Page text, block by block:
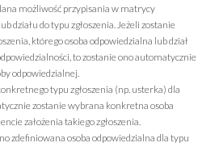
możliwość przypisania w matrycy
działu do typu zgłoszenia. Jeżeli zostanie
którego osoba odpowiedzialna lub dział
to zostanie ono automatycznie
odpowiedzialnej.
typu zgłoszenia (np. usterka) dla
zostanie wybrana konkretna osoba
założenia takiego zgłoszenia.
zdefiniowana osoba odpowiedzialna dla typu